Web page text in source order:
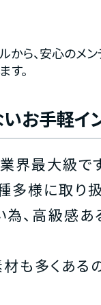
ら、安心のメ
す。
お手軽イ
最大級です
多様に取り扱
、高級感あ
も多くある